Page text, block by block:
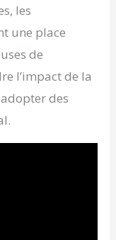
les
une place
de
l’impact de la
des